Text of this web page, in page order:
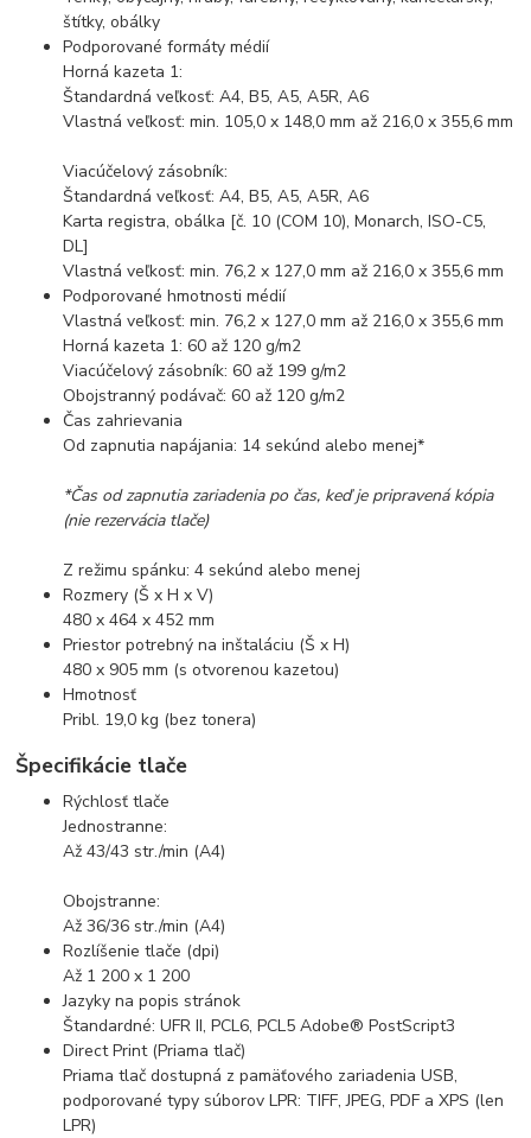
štítky, obálky
Podporované formáty médií
Horná kazeta 1:
Štandardná veľkosť: A4, B5, A5, A5R, A6
Vlastná veľkosť: min. 105,0 x 148,0 mm až 216,0 x 355,6 mm
Viacúčelový zásobník:
Štandardná veľkosť: A4, B5, A5, A5R, A6
Karta registra, obálka [č. 10 (COM 10), Monarch, ISO-C5,
DL]
Vlastná veľkosť: min. 76,2 x 127,0 mm až 216,0 x 355,6 mm
Podporované hmotnosti médií
Vlastná veľkosť: min. 76,2 x 127,0 mm až 216,0 x 355,6 mm
Horná kazeta 1: 60 až 120 g/m2
Viacúčelový zásobník: 60 až 199 g/m2
Obojstranný podávač: 60 až 120 g/m2
Čas zahrievania
Od zapnutia napájania: 14 sekúnd alebo menej*
*Čas od zapnutia zariadenia po čas, keď je pripravená kópia
(nie rezervácia tlače)
Z režimu spánku: 4 sekúnd alebo menej
Rozmery (Š x H x V)
480 x 464 x 452 mm
Priestor potrebný na inštaláciu (Š x H)
480 x 905 mm (s otvorenou kazetou)
Hmotnosť
Pribl. 19,0 kg (bez tonera)
Špecifikácie tlače
Rýchlosť tlače
Jednostranne:
Až 43/43 str./min (A4)
Obojstranne:
Až 36/36 str./min (A4)
Rozlíšenie tlače (dpi)
Až 1 200 x 1 200
Jazyky na popis stránok
Štandardné: UFR II, PCL6, PCL5 Adobe® PostScript3
Direct Print (Priama tlač)
Priama tlač dostupná z pamäťového zariadenia USB,
podporované typy súborov LPR: TIFF, JPEG, PDF a XPS (len
LPR)